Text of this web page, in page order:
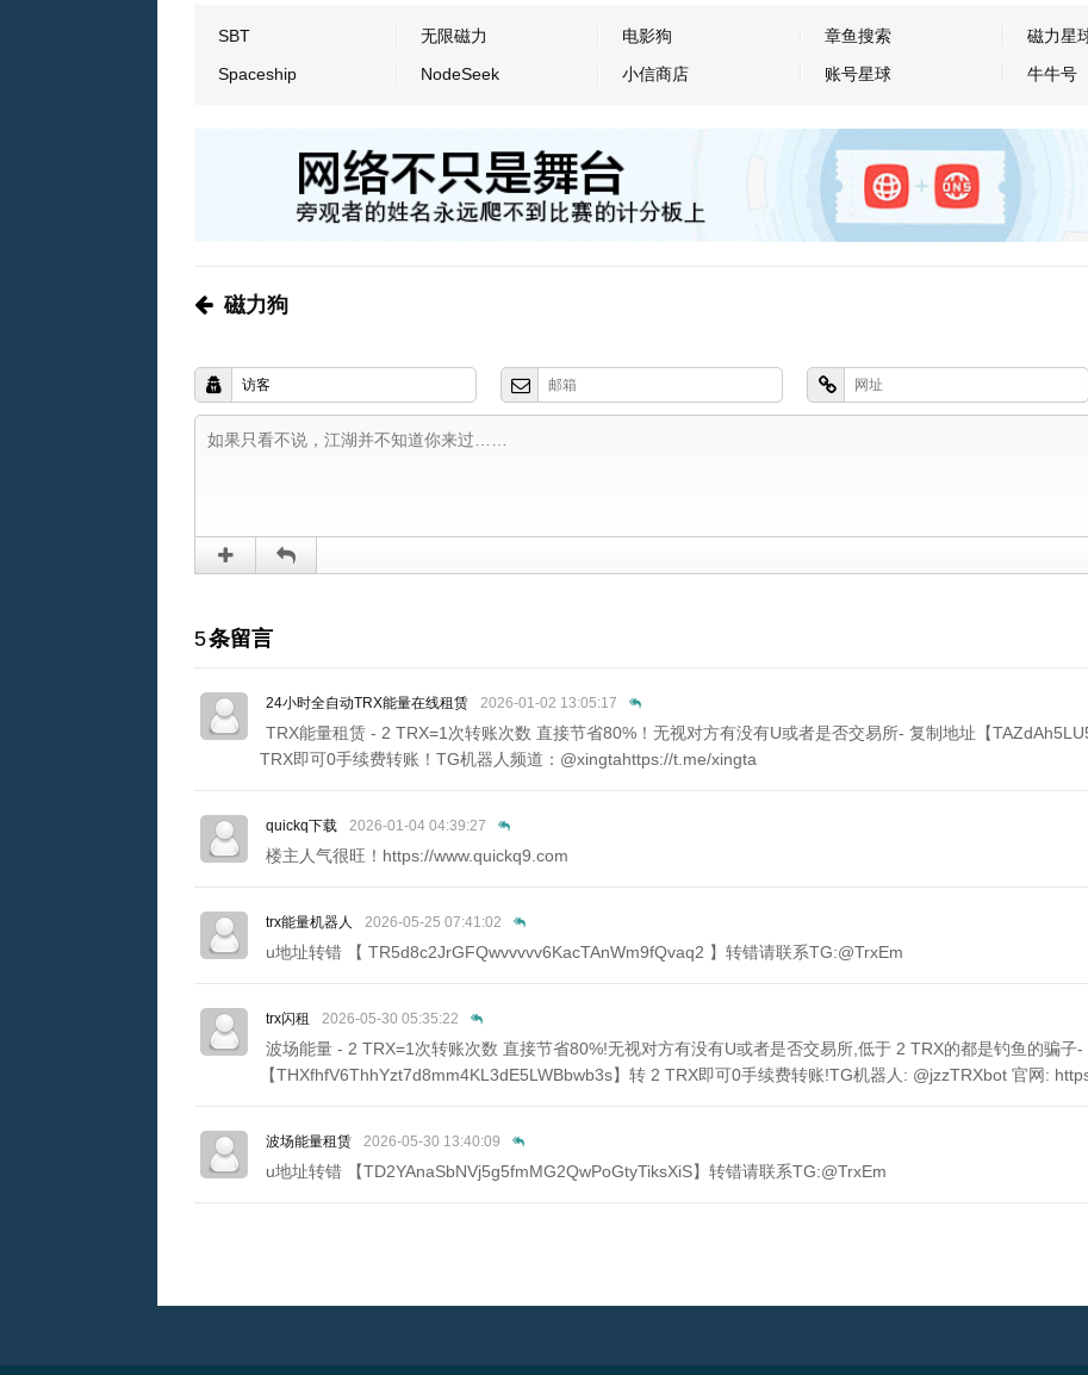
SBT 无限磁力 电影狗 章鱼搜索 磁力星
Spaceship
NodeSeek 小信商店 账号星球 牛牛号
磁力狗
5条留言
24小时全自动TRX能量在线租赁 2026-01-02 13:05:17
TRX能量租赁 - 2 TRX=1次转账次数 直接节省80%！无视对方有没有U或者是否交易所- 复制地址【
TRX即可0手续费转账！TG机器人频道：@xingtahttps://t.me/xingta
quickq下载 2026-01-04 04:39:27
楼主人气很旺！https://www.quickq9.com
trx能量机器人 2026-05-25 07:41:02
u地址转错 【 TR5d8c2JrGFQwvvvvv6KacTAnWm9fQvaq2 】转错请联系TG:@TrxEm
trx闪租 2026-05-30 05:35:22
波场能量 - 2 TRX=1次转账次数 直接节省80%!无视对方有没有U或者是否交易所,低于 2 TRX的都是钓鱼的骗子-
【THXfhfV6ThhYzt7d8mm4KL3dE5LWBbwb3s】转 2 TRX即可0手续费转账!TG机器人: @jzzTRXbot 官网:
波场能量租赁 2026-05-30 13:40:09
u地址转错 【TD2YAnaSbNVj5g5fmMG2QwPoGtyTiksXiS】转错请联系TG:@TrxEm